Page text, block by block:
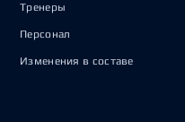
Тренеры
Персонал
Изменения в составе